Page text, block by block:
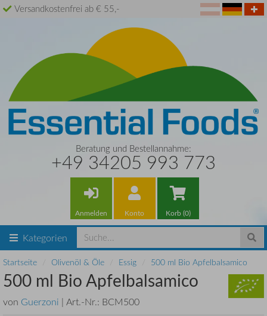
Versandkostenfrei ab € 55,-
Beratung und Bestellannahme:
+49 34205 993 773
Anmelden Konto Korb (0)
Kategorien
Startseite Olivenöl & Öle Essig 500 ml Bio Apfelbalsamico
500 ml Bio Apfelbalsamico
von Guerzoni | Art.-Nr.: BCM500